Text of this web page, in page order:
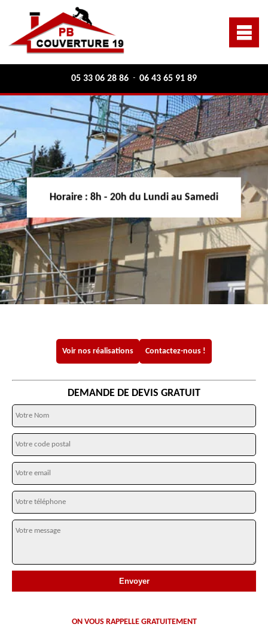
05 33 06 28 86 - 06 43 65 91 89
Horaire : 8h - 20h du Lundi au Samedi
Voir nos réalisations Contactez-nous !
DEMANDE DE DEVIS GRATUIT
ON VOUS RAPPELLE GRATUITEMENT